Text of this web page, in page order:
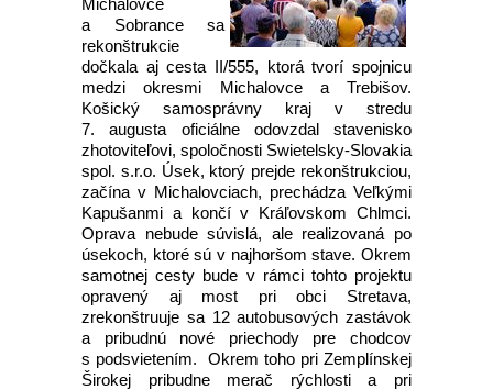
Michalovce
a Sobrance sa
rekonštrukcie
dočkala aj cesta II/555, ktorá tvorí spojnicu
medzi okresmi Michalovce a Trebišov.
Košický samosprávny kraj v stredu
7. augusta oficiálne odovzdal stavenisko
zhotoviteľovi, spoločnosti Swietelsky-Slovakia
spol. s.r.o. Úsek, ktorý prejde rekonštrukciou,
začína v Michalovciach, prechádza Veľkými
Kapušanmi a končí v Kráľovskom Chlmci.
Oprava nebude súvislá, ale realizovaná po
úsekoch, ktoré sú v najhoršom stave. Okrem
samotnej cesty bude v rámci tohto projektu
opravený aj most pri obci Stretava,
zrekonštruuje sa 12 autobusových zastávok
a pribudnú nové priechody pre chodcov
s podsvietením. Okrem toho pri Zemplínskej
Širokej pribudne merač rýchlosti a pri